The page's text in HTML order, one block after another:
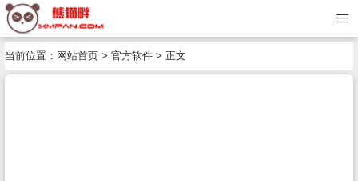
当前位置： 网站首页 > 官方软件 > 正文